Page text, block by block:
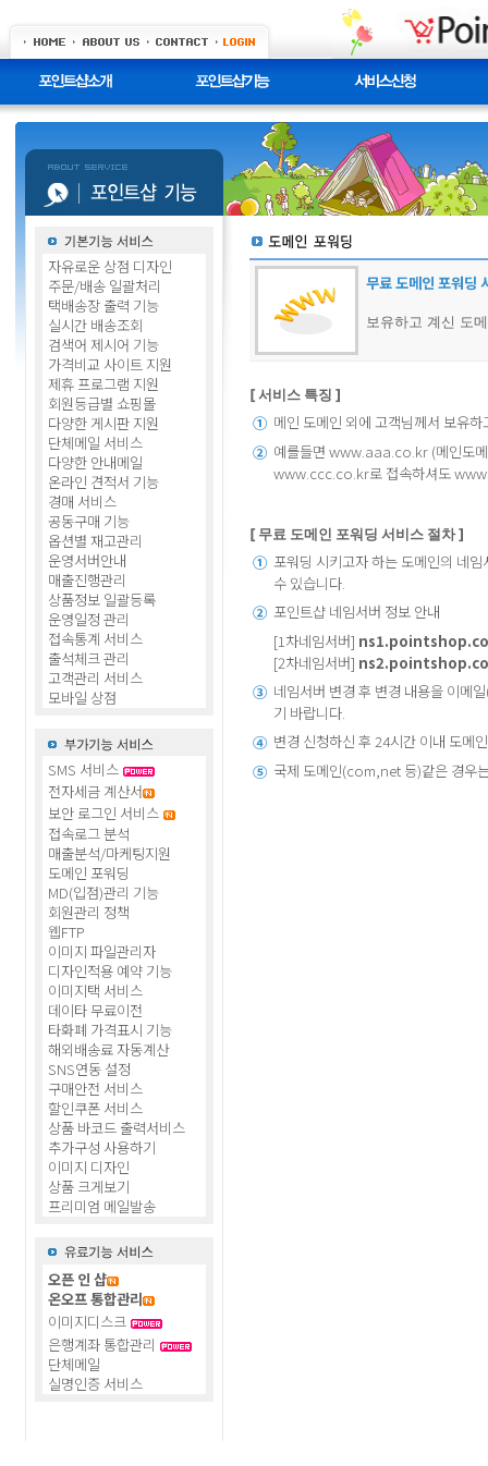
자유로운 상점 디자인
주문/배송 일괄처리
택배송장 출력 기능
실시간 배송조회
검색어 제시어 기능
가격비교 사이트 지원
제휴 프로그램 지원
회원등급별 쇼핑몰
다양한 게시판 지원
단체메일 서비스
다양한 안내메일
온라인 견적서 기능
경매 서비스
공동구매 기능
옵션별 재고관리
운영서버안내
매출진행관리
상품정보 일괄등록
운영일정 관리
접속통계 서비스
출석체크 관리
고객관리 서비스
모바일 상점
SMS 서비스
전자세금 계산서
보안 로그인 서비스
접속로그 분석
매출분석/마케팅지원
도메인 포워딩
MD(입점)관리 기능
회원관리 정책
웹FTP
이미지 파일관리자
디자인적용 예약 기능
이미지택 서비스
데이타 무료이전
타화폐 가격표시 기능
해외배송료 자동계산
SNS연동 설정
구매안전 서비스
할인쿠폰 서비스
상품 바코드 출력서비스
추가구성 사용하기
이미지 디자인
상품 크게보기
프리미엄 메일발송
오픈 인 샵
온오프 통합관리
이미지디스크
은행계좌 통합관리
단체메일
실명인증 서비스
무료 도메인 포워딩
보유하고 계신 도
[ 서비스 특징 ]
① 메인 도메인 외에 고객님께서 보유
② 예를들면 www.aaa.co.kr (메인도
www.ccc.co.kr로 접속하셔도
[ 무료 도메인 포워딩 서비스 절차 ]
① 포워딩 시키고자 하는 도메인의 네
수 있습니다.
② 포인트샵 네임서버 정보 안내
[1차네임서버]
[2차네임서버]
③ 네임서버 변경 후 변경 내용을 이
기 바랍니다.
④ 변경 신청하신 후 24시간 이내 도메
⑤ 국제 도메인(com,net 등)같은 경우